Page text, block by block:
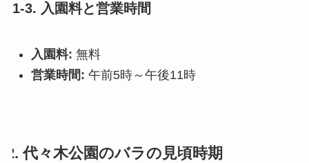
1-3. 入園料と営業時間
入園料: 無料
営業時間: 午前5時～午後11時
2. 代々木公園のバラの見頃時期